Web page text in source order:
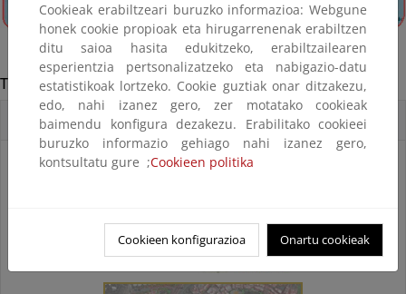
Torrenueva Costa
Accesos directos
Cookieak erabiltzeari buruzko informazioa: Webgune
honek cookie propioak eta hirugarrenenak erabiltzen
ditu saioa hasita edukitzeko, erabiltzailearen
esperientzia pertsonalizatzeko eta nabigazio-datu
estatistikoak lortzeko. Cookie guztiak onar ditzakezu,
edo, nahi izanez gero, zer motatako cookieak
baimendu konfigura dezakezu. Erabilitako cookieei
buruzko informazio gehiago nahi izanez gero,
kontsultatu gure ;Cookieen politika
Cookieen konfigurazioa Onartu cookieak